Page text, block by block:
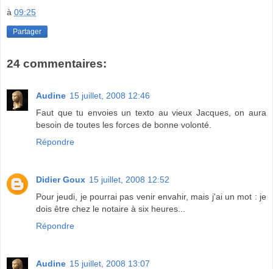
à 09:25
Partager
24 commentaires:
Audine 15 juillet, 2008 12:46
Faut que tu envoies un texto au vieux Jacques, on aura
besoin de toutes les forces de bonne volonté.
Répondre
Didier Goux 15 juillet, 2008 12:52
Pour jeudi, je pourrai pas venir envahir, mais j'ai un mot : je
dois être chez le notaire à six heures...
Répondre
Audine 15 juillet, 2008 13:07